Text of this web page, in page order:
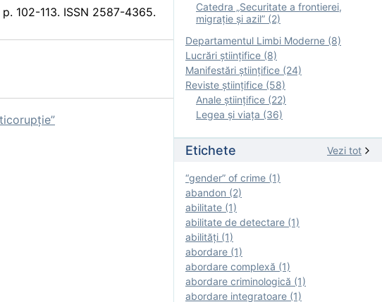
102-113. ISSN 2587-4365.
Catedra „Securitate a frontierei,
migrație și azil” (2)
Departamentul Limbi Moderne (8)
Lucrări științifice (8)
Manifestări ştiinţifice (24)
Reviste ştiinţifice (58)
Anale ştiinţifice (22)
Legea şi viaţa (36)
Etichete Vezi tot
“gender” of crime (1)
abandon (2)
abilitate (1)
abilitate de detectare (1)
abilităţi (1)
abordare (1)
abordare complexă (1)
abordare criminologică (1)
abordare integratoare (1)